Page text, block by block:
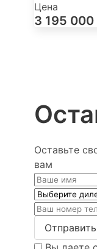
Цена
3 195 000
Оставьте
вам